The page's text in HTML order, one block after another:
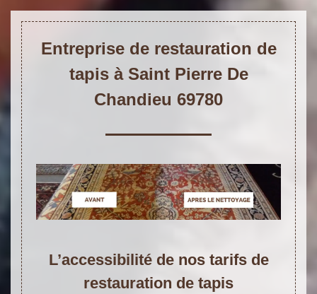
Entreprise de restauration de
tapis à Saint Pierre De
Chandieu 69780
L’accessibilité de nos tarifs de
restauration de tapis